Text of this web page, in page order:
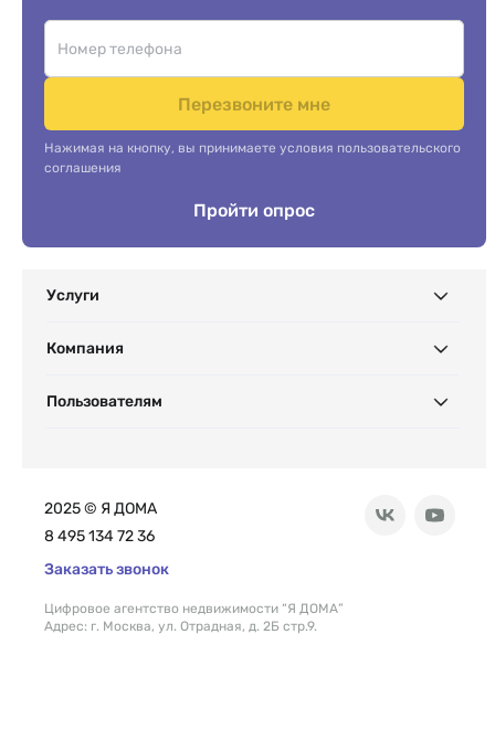
Перезвоните мне
Нажимая на кнопку, вы принимаете условия пользовательского
соглашения
Пройти опрос
Услуги
Компания
Пользователям
2025 © Я ДОМА
8 495 134 72 36
Заказать звонок
Цифровое агентство недвижимости “Я ДОМА”
Адрес: г. Москва, ул. Отрадная, д. 2Б стр.9.